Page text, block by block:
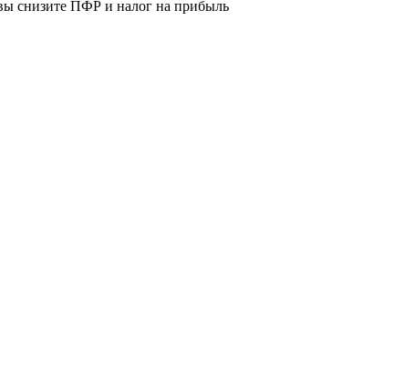
снизите ПФР и налог на прибыль